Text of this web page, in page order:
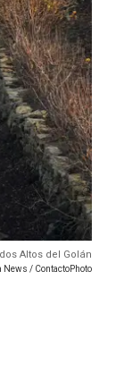
Altos del Golán
/ ContactoPhoto